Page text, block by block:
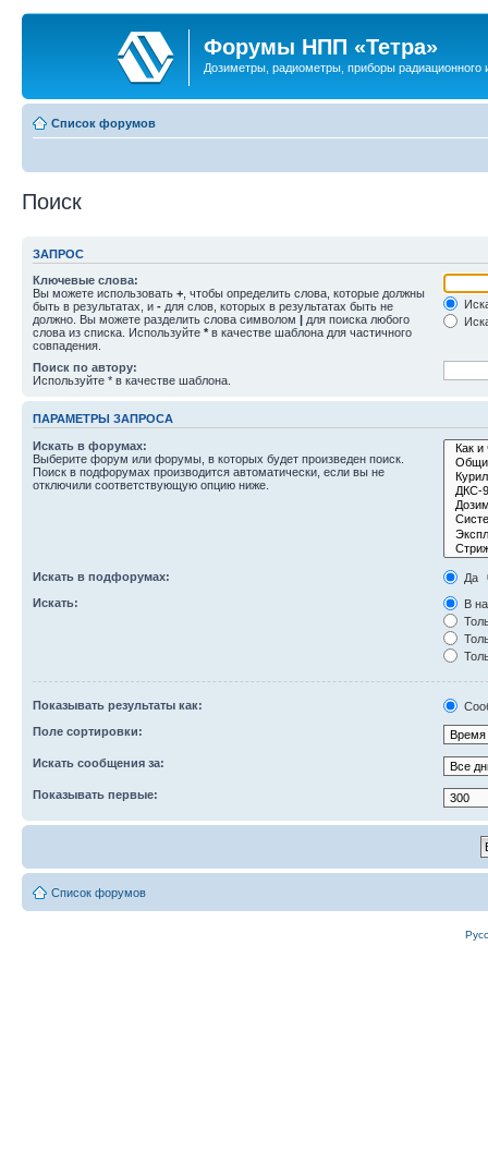
Форумы НПП «Тетра»
Дозиметры, радиометры, приборы радиационного
Список форумов
Поиск
ЗАПРОС
Ключевые слова:
Вы можете использовать + , чтобы определить слова, которые должны
быть в результатах, и - для слов, которых в результатах быть не
должно. Вы можете разделить слова символом | для поиска любого
слова из списка. Используйте * в качестве шаблона для частичного
совпадения.
Поиск по автору:
Используйте * в качестве шаблона.
ПАРАМЕТРЫ ЗАПРОСА
Искать в форумах:
Выберите форум или форумы, в которых будет произведен поиск.
Поиск в подфорумах производится автоматически, если вы не
отключили соответствующую опцию ниже.
Искать в подфорумах:
Да
Искать:
В
Показывать результаты как:
Поле сортировки:
Искать сообщения за:
Показывать первые:
Список форумов